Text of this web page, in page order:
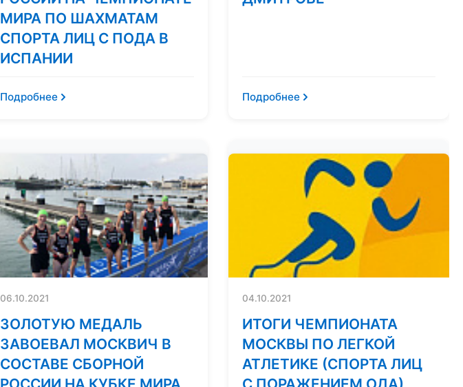
МИРА ПО ШАХМАТАМ
СПОРТА ЛИЦ С ПОДА В
ИСПАНИИ
Подробнее Подробнее
06.10.2021
ЗОЛОТУЮ МЕДАЛЬ
ЗАВОЕВАЛ МОСКВИЧ В
СОСТАВЕ СБОРНОЙ
04.10.2021
ИТОГИ ЧЕМПИОНАТА
МОСКВЫ ПО ЛЕГКОЙ
АТЛЕТИКЕ (СПОРТА ЛИЦ